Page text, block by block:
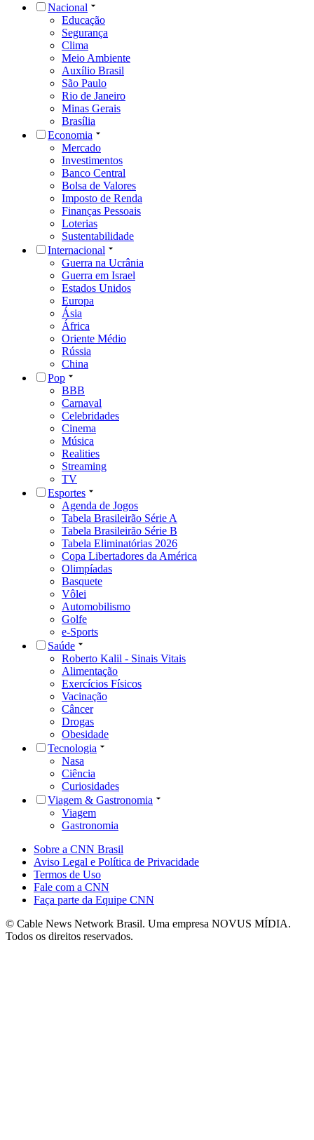
Nacional
Educação
Segurança
Clima
Meio Ambiente
Auxílio Brasil
São Paulo
Rio de Janeiro
Minas Gerais
Brasília
Economia
Mercado
Investimentos
Banco Central
Bolsa de Valores
Imposto de Renda
Finanças Pessoais
Loterias
Sustentabilidade
Internacional
Guerra na Ucrânia
Guerra em Israel
Estados Unidos
Europa
Ásia
África
Oriente Médio
Rússia
China
Pop
BBB
Carnaval
Celebridades
Cinema
Música
Realities
Streaming
TV
Esportes
Agenda de Jogos
Tabela Brasileirão Série A
Tabela Brasileirão Série B
Tabela Eliminatórias 2026
Copa Libertadores da América
Olimpíadas
Basquete
Vôlei
Automobilismo
Golfe
e-Sports
Saúde
Roberto Kalil - Sinais Vitais
Alimentação
Exercícios Físicos
Vacinação
Câncer
Drogas
Obesidade
Tecnologia
Nasa
Ciência
Curiosidades
Viagem & Gastronomia
Viagem
Gastronomia
Sobre a CNN Brasil
Aviso Legal e Política de Privacidade
Termos de Uso
Fale com a CNN
Faça parte da Equipe CNN
© Cable News Network Brasil. Uma empresa NOVUS MÍDIA.
Todos os direitos reservados.